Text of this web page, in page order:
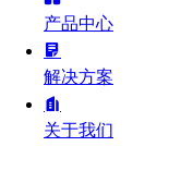
产品中心
解决方案
关于我们